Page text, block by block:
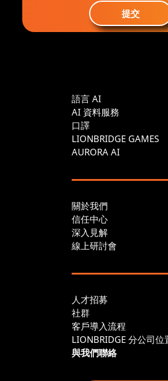
提交
語言 AI
AI 資料服務
口譯
LIONBRIDGE GAMES
AURORA AI
關於我們
信任中心
深入見解
線上研討會
人才招募
社群
客戶導入流程
LIONBRIDGE 分公司位
與我們聯絡